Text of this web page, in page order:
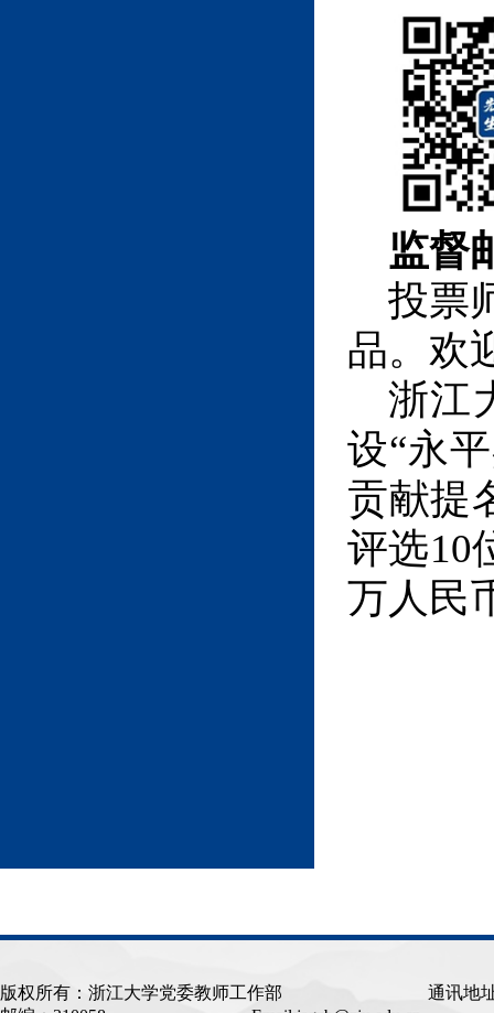
监督
投票
品。欢
浙江
设“永
贡献提
评选10
万人民
版权所有：浙江大学党委教师工作部
通讯地址：